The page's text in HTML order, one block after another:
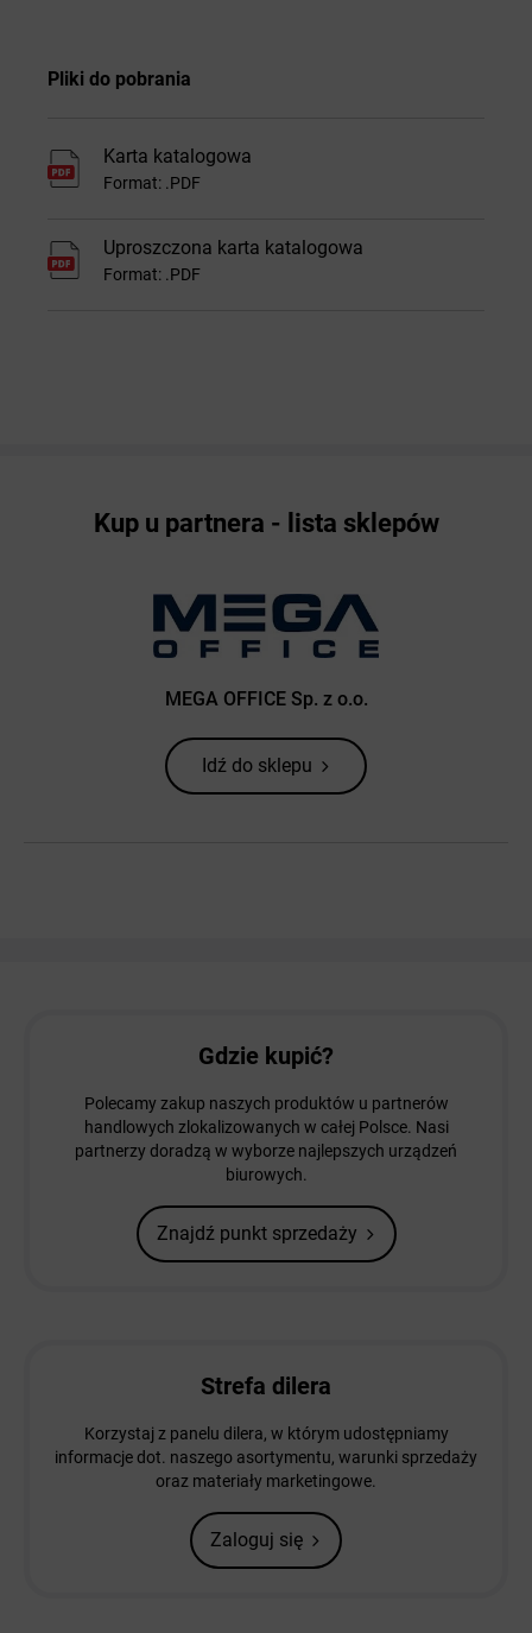
Pliki do pobrania
Karta katalogowa
Format: .PDF
Uproszczona karta katalogowa
Format: .PDF
Kup u partnera - lista sklepów
MEGA OFFICE Sp. z o.o.
Idź do sklepu
Gdzie kupić?
Polecamy zakup naszych produktów u partnerów
handlowych zlokalizowanych w całej Polsce. Nasi
partnerzy doradzą w wyborze najlepszych urządzeń
biurowych.
Znajdź punkt sprzedaży
Strefa dilera
Korzystaj z panelu dilera, w którym udostępniamy
informacje dot. naszego asortymentu, warunki sprzedaży
oraz materiały marketingowe.
Zaloguj się